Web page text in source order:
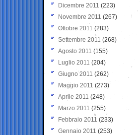
Dicembre 2011 (223)
Novembre 2011 (267)
Ottobre 2011 (283)
Settembre 2011 (268)
Agosto 2011 (155)
Luglio 2011 (204)
Giugno 2011 (262)
Maggio 2011 (273)
Aprile 2011 (248)
Marzo 2011 (255)
Febbraio 2011 (233)
Gennaio 2011 (253)